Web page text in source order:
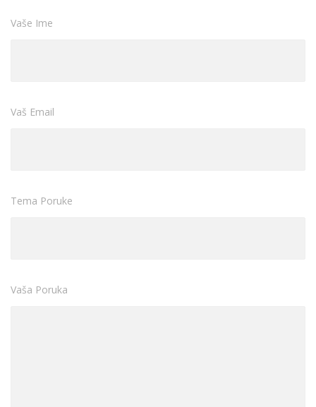
Vaše Ime
Vaš Email
Tema Poruke
Vaša Poruka